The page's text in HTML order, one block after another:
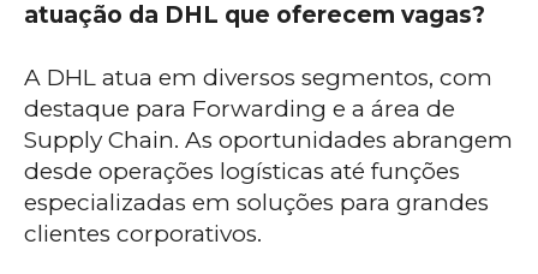
atuação da DHL que oferecem vagas?
A DHL atua em diversos segmentos, com
destaque para Forwarding e a área de
Supply Chain. As oportunidades abrangem
desde operações logísticas até funções
especializadas em soluções para grandes
clientes corporativos.